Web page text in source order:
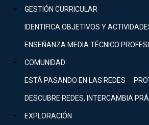
Menú
entrar
mi
GESTIÓN CURRICULAR
IDENTIFICA OBJETIVOS Y
ENSEÑANZA MEDIA TÉCNICO
COMUNIDAD
ESTÁ PASANDO EN LAS REDES
DESCUBRE REDES, INTERCAMBIA
EXPLORACIÓN
COMUNIDAD
Expand
EXPLORACIÓN
[Educarchile
Inicia